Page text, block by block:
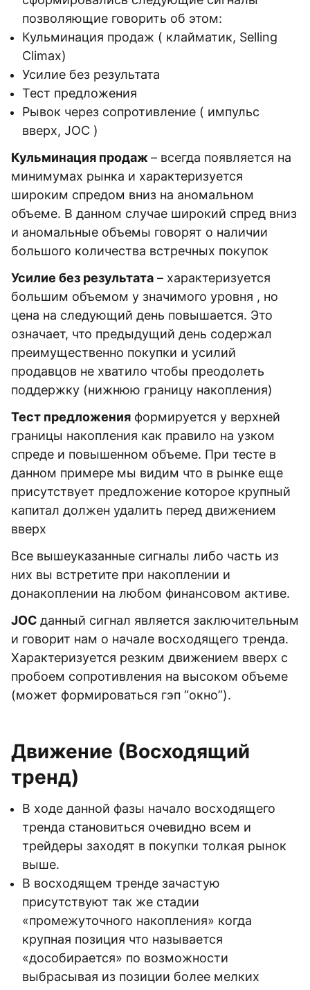
позволяющие говорить об этом:
Кульминация продаж ( клайматик, Selling
Climax)
Усилие без результата
Тест предложения
Рывок через сопротивление ( импульс
вверх, JOC )
Кульминация продаж – всегда появляется на
минимумах рынка и характеризуется
широким спредом вниз на аномальном
объеме. В данном случае широкий спред вниз
и аномальные объемы говорят о наличии
большого количества встречных покупок
Усилие без результата – характеризуется
большим объемом у значимого уровня , но
цена на следующий день повышается. Это
означает, что предыдущий день содержал
преимущественно покупки и усилий
продавцов не хватило чтобы преодолеть
поддержку (нижнюю границу накопления)
Тест предложения формируется у верхней
границы накопления как правило на узком
спреде и повышенном объеме. При тесте в
данном примере мы видим что в рынке еще
присутствует предложение которое крупный
капитал должен удалить перед движением
вверх
Все вышеуказанные сигналы либо часть из
них вы встретите при накоплении и
донакоплении на любом финансовом активе.
JOC данный сигнал является заключительным
и говорит нам о начале восходящего тренда.
Характеризуется резким движением вверх с
пробоем сопротивления на высоком объеме
(может формироваться гэп “окно”).
Движение (Восходящий
тренд)
В ходе данной фазы начало восходящего
тренда становиться очевидно всем и
трейдеры заходят в покупки толкая рынок
выше.
В восходящем тренде зачастую
присутствуют так же стадии
«промежуточного накопления» когда
крупная позиция что называется
«дособирается» по возможности
выбрасывая из позиции более мелких